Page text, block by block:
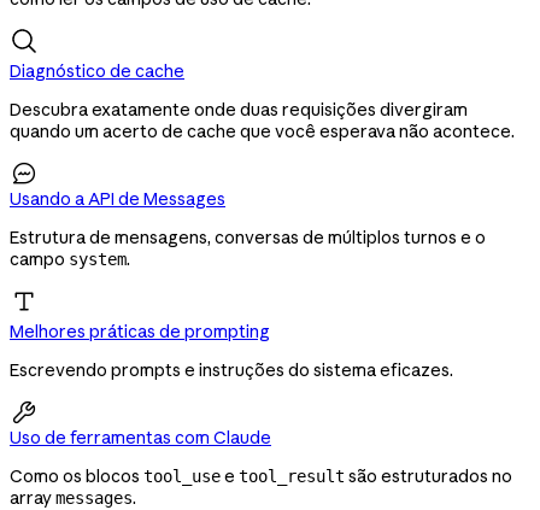
Diagnóstico de cache
Descubra exatamente onde duas requisições divergiram
quando um acerto de cache que você esperava não acontece.

Usando a API de Messages
Estrutura de mensagens, conversas de múltiplos turnos e o
campo system.
Melhores práticas de prompting
Escrevendo prompts e instruções do sistema eficazes.

Uso de ferramentas com Claude
Como os blocos tool_usee tool_result são estruturados no
arraymessages.